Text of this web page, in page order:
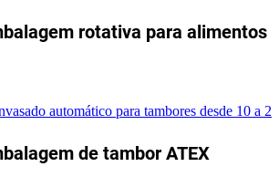
rotativa para alimentos
de tambor ATEX